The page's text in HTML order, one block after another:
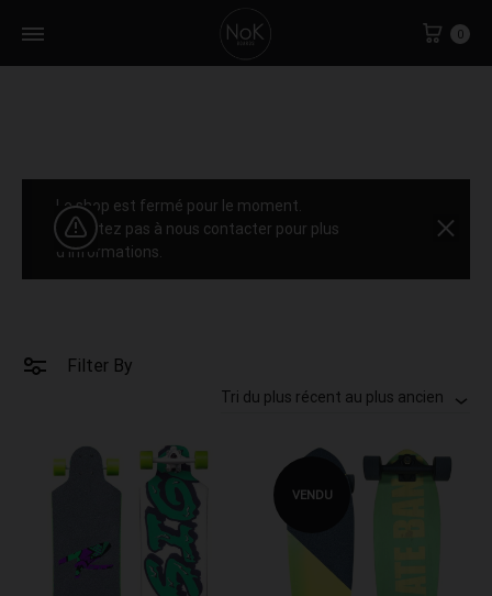
Cart
0
Le shop est fermé pour le moment.
N'hésitez pas à nous contacter pour plus
d'informations.
Filter By
Tri du plus récent au plus ancien
VENDU